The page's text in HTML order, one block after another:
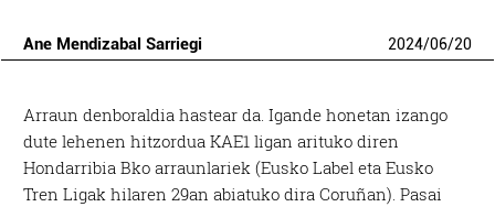
Ane Mendizabal Sarriegi 2024/06/20
Arraun denboraldia hastear da. Igande honetan izango
dute lehenen hitzordua KAE1 ligan arituko diren
Hondarribia Bko arraunlariek (Eusko Label eta Eusko
Tren Ligak hilaren 29an abiatuko dira Coruñan). Pasai